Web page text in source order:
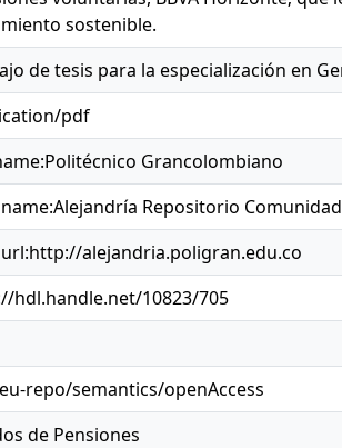
sostenible.
de tesis para la especialización en
pdf
Grancolombiano
Repositorio Comunidad
alejandria.poligran.edu.co
hdl.handle.net/10823/705
repo/semantics/openAccess
de Pensiones